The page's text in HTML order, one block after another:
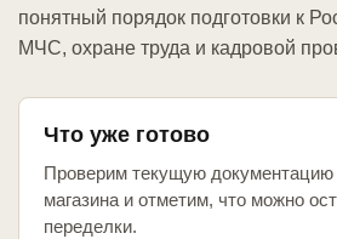
понятный порядок подготовки к
МЧС, охране труда и кадровой
Что уже готово
Проверим текущую документацию
магазина и отметим, что можно
переделки.